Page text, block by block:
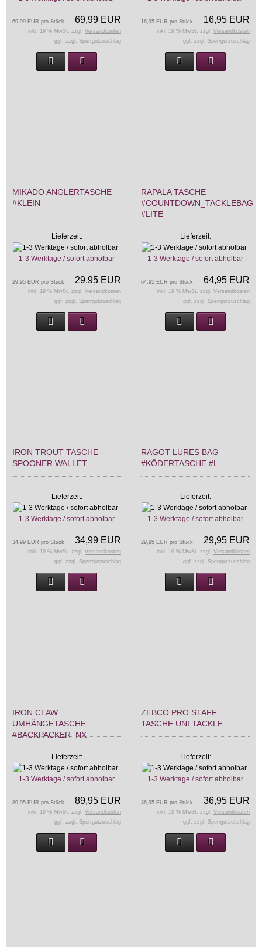
69,99 EUR
69,99 EUR pro Stück
inkl. 19 % MwSt. zzgl. Versandkosten
ggf. zzgl. Sperrgutzuschlag
16,95 EUR
16,95 EUR pro Stück
inkl. 19 % MwSt. zzgl. Versandkosten
ggf. zzgl. Sperrgutzuschlag
MIKADO ANGLERTASCHE
#KLEIN
Lieferzeit:
1-3 Werktage / sofort abholbar
29,95 EUR
29,95 EUR pro Stück
inkl. 19 % MwSt. zzgl. Versandkosten
ggf. zzgl. Sperrgutzuschlag
RAPALA TASCHE
#COUNTDOWN_TACKLEBAG
#LITE
Lieferzeit:
1-3 Werktage / sofort abholbar
64,95 EUR
64,95 EUR pro Stück
inkl. 19 % MwSt. zzgl. Versandkosten
ggf. zzgl. Sperrgutzuschlag
IRON TROUT TASCHE -
SPOONER WALLET
Lieferzeit:
1-3 Werktage / sofort abholbar
34,99 EUR
34,99 EUR pro Stück
inkl. 19 % MwSt. zzgl. Versandkosten
ggf. zzgl. Sperrgutzuschlag
RAGOT LURES BAG
#KÖDERTASCHE #L
Lieferzeit:
1-3 Werktage / sofort abholbar
29,95 EUR
29,95 EUR pro Stück
inkl. 19 % MwSt. zzgl. Versandkosten
ggf. zzgl. Sperrgutzuschlag
IRON CLAW
UMHÄNGETASCHE
#BACKPACKER_NX
Lieferzeit:
1-3 Werktage / sofort abholbar
89,95 EUR
89,95 EUR pro Stück
inkl. 19 % MwSt. zzgl. Versandkosten
ggf. zzgl. Sperrgutzuschlag
ZEBCO PRO STAFF
TASCHE UNI TACKLE
Lieferzeit:
1-3 Werktage / sofort abholbar
36,95 EUR
36,95 EUR pro Stück
inkl. 19 % MwSt. zzgl. Versandkosten
ggf. zzgl. Sperrgutzuschlag